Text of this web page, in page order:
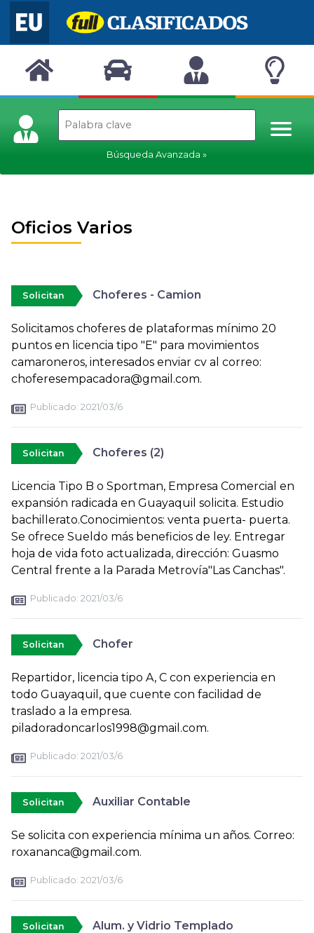
Búsqueda Avanzada
Oficios Varios
Solicitan Choferes - Camion
Solicitamos choferes de plataformas mínimo 20
puntos en licencia tipo "E" para movimientos
camaroneros, interesados enviar cv al correo:
choferesempacadora@gmail.com.
Publicado: 2021/03/6
Solicitan Choferes (2)
Licencia Tipo B o Sportman, Empresa Comercial en
expansión radicada en Guayaquil solicita. Estudio
bachillerato.Conocimientos: venta puerta- puerta.
Se ofrece Sueldo más beneficios de ley. Entregar
hoja de vida foto actualizada, dirección: Guasmo
Central frente a la Parada Metrovía"Las Canchas".
Publicado: 2021/03/6
Solicitan Chofer
Repartidor, licencia tipo A, C con experiencia en
todo Guayaquil, que cuente con facilidad de
traslado a la empresa.
piladoradoncarlos1998@gmail.com.
Publicado: 2021/03/6
Solicitan Auxiliar Contable
Se solicita con experiencia mínima un años. Correo:
roxananca@gmail.com.
Publicado: 2021/03/6
Solicitan Alum. y Vidrio Templado